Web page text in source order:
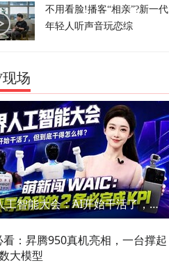
不用看脸!播客“相亲”?新一代
年轻人听声音玩恋综
场
世界人工智能大会：AI开始干活了，但到底干的怎么样？萌新闯WAIC
看：昇腾950真机亮相，一台撑起
大模型